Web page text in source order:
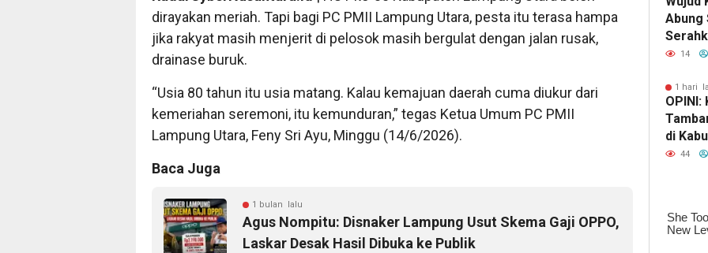
dirayakan meriah. Tapi bagi PC PMII Lampung Utara, pesta itu terasa hampa
jika rakyat masih menjerit di pelosok masih bergulat dengan jalan rusak,
drainase buruk.
“Usia 80 tahun itu usia matang. Kalau kemajuan daerah cuma diukur dari
kemeriahan seremoni, itu kemunduran,” tegas Ketua Umum PC PMII
Lampung Utara, Feny Sri Ayu, Minggu (14/6/2026).
Baca Juga
1 bulan lalu
Agus Nompitu: Disnaker Lampung Usut Skema Gaji OPPO,
Laskar Desak Hasil Dibuka ke Publik
Abung
Tinjau
14
1 hari
OPINI:
di
44